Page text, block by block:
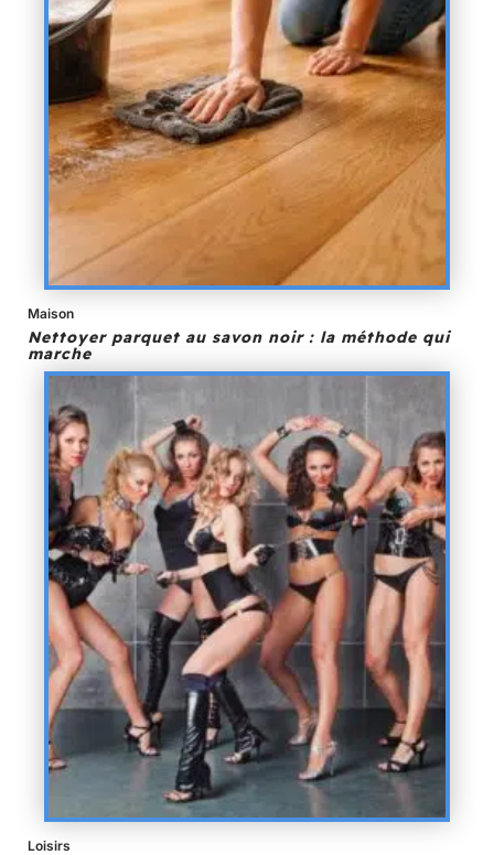
Maison
Nettoyer parquet au savon noir : la méthode qui
marche
Loisirs